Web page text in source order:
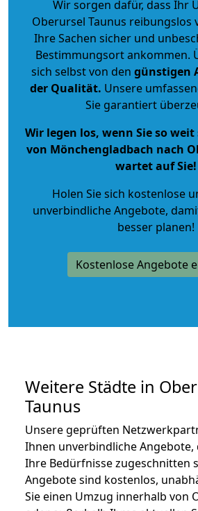
Wir sorgen dafür, dass Ihr
Oberursel Taunus reibungslos
Ihre Sachen sicher und
Bestimmungsort ankommen.
sich selbst von den günstigen
der Qualität. Unsere
Sie garantiert
Wir legen los, wenn Sie so
von Mönchengladbach nach
wartet auf Sie!
Holen Sie sich kostenlose
unverbindliche Angebote,
besser planen!
Kostenlose Angebote
Weitere Städte in
Taunus
Unsere geprüften
Ihnen unverbindliche Angebote,
Ihre Bedürfnisse zugeschnitten
Angebote sind kostenlos,
Sie einen Umzug innerhalb von